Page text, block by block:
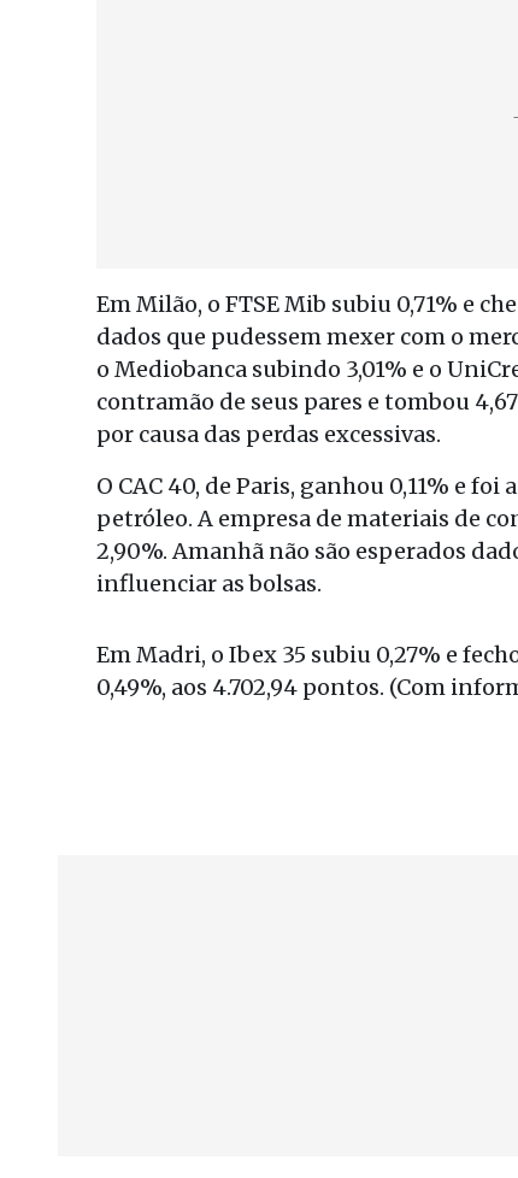
Em Milão, o FTSE Mib subiu 0,71% e
dados que pudessem mexer com o
o Mediobanca subindo 3,01% e o
contramão de seus pares e tombou
por causa das perdas excessivas.
O CAC 40, de Paris, ganhou 0,11% e
petróleo. A empresa de materiais de
2,90%. Amanhã não são esperados
influenciar as bolsas.
Em Madri, o Ibex 35 subiu 0,27% e
0,49%, aos 4.702,94 pontos. (Com